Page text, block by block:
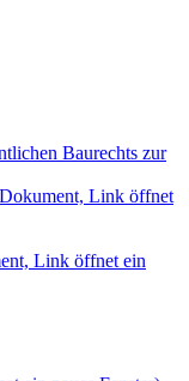
Baurechts zur
Link öffnet
Link öffnet ein